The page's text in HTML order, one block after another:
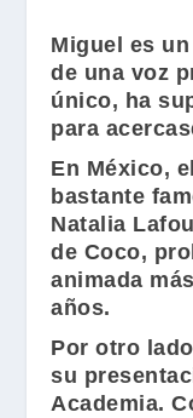
Miguel es
de una voz
único, ha
para
En México,
bastante
Natalia
de Coco,
animada
años.
Por otro
su
Academia.